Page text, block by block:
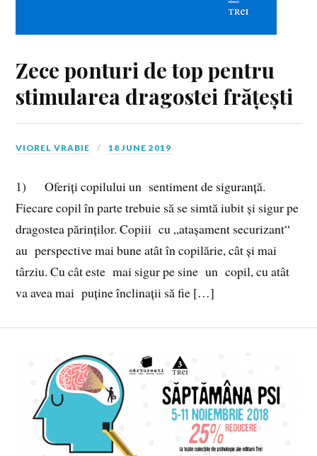
Zece ponturi de top pentru
stimularea dragostei frățești
VIOREL VRABIE 18 JUNE 2019
1) Oferiți copilului un sentiment de siguranță.
Fiecare copil în parte trebuie să se simtă iubit și sigur pe
dragostea părinților. Copiii cu „atașament securizant“
au perspective mai bune atât în copilărie, cât și mai
târziu. Cu cât este mai sigur pe sine un copil, cu atât
va avea mai puține înclinații să fie […]